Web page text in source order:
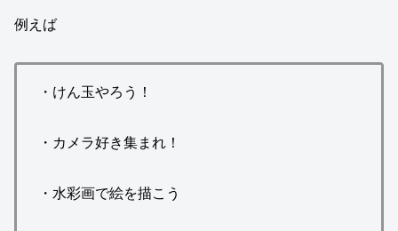
例えば
・けん玉やろう！
・カメラ好き集まれ！
・水彩画で絵を描こう